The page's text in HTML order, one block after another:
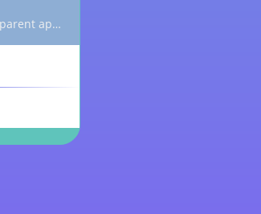
親子工作坊_eClass parent app_健康申報